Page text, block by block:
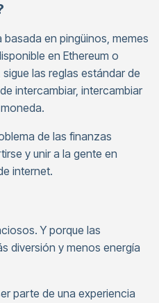
en pingüinos, memes
en Ethereum o
las reglas estándar de
intercambiar, intercambiar
de las finanzas
y unir a la gente en
internet.
Y porque las
diversión y menos energía
parte de una experiencia